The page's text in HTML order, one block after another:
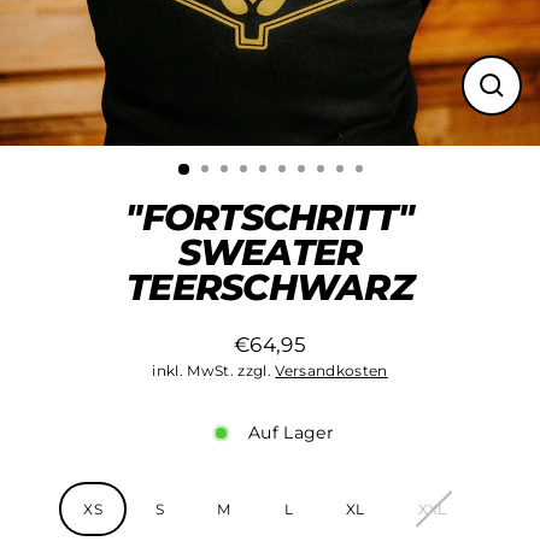
"FORTSCHRITT"
SWEATER
TEERSCHWARZ
Normaler
Preis
€64,95
inkl. MwSt. zzgl.Versandkosten
Auf Lager
Größe
XS S M L XL XXL